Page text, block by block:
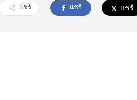
แชร์ แชร์ แชร์